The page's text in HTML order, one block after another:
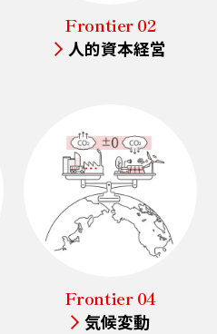
Frontier 02
人的資本経営
Frontier 04
気候変動